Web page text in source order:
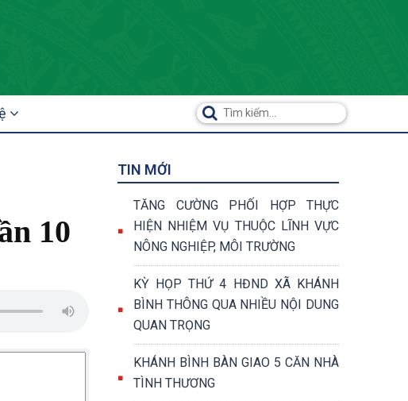
10
TIN MỚI
TĂNG CƯỜNG PHỐI HỢP THỰC
HIỆN NHIỆM VỤ THUỘC LĨNH VỰC
NÔNG NGHIỆP, MÔI TRƯỜNG
KỲ HỌP THỨ 4 HĐND XÃ KHÁNH
BÌNH THÔNG QUA NHIỀU NỘI DUNG
QUAN TRỌNG
KHÁNH BÌNH BÀN GIAO 5 CĂN NHÀ
TÌNH THƯƠNG